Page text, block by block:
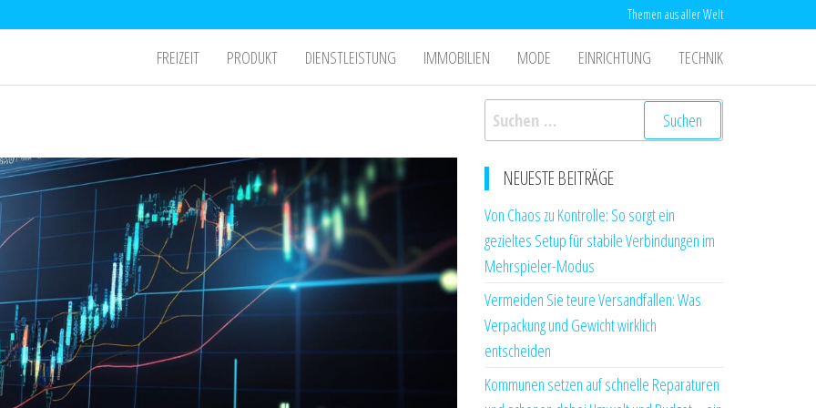
Themen aus aller Welt
FREIZEIT PRODUKT DIENSTLEISTUNG IMMOBILIEN MODE EINRICHTUNG TECHNIK
Suchen
nach:
NEUESTE BEITRÄGE
Von Chaos zu Kontrolle: So sorgt ein
gezieltes Setup für stabile Verbindungen im
Mehrspieler-Modus
Vermeiden Sie teure Versandfallen: Was
Verpackung und Gewicht wirklich
entscheiden
Kommunen setzen auf schnelle Reparaturen